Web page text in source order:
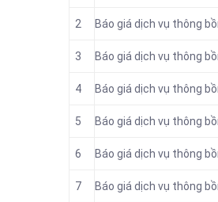
2 Báo giá dịch vụ thông
3 Báo giá dịch vụ thông
4 Báo giá dịch vụ thông
5 Báo giá dịch vụ thông
6 Báo giá dịch vụ thông
7 Báo giá dịch vụ thông